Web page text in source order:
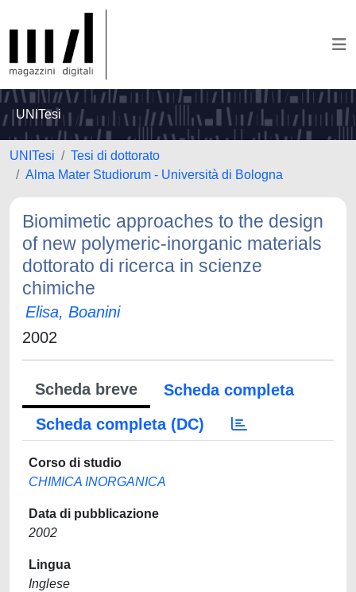
UNITesi
UNITesi
Tesi di dottorato
Alma Mater Studiorum - Università di Bologna
Biomimetic approaches to the design
of new polymeric-inorganic materials
dottorato di ricerca in scienze
chimiche
Elisa, Boanini
2002
Scheda breve
Scheda completa
Scheda completa (DC)
Corso di studio
CHIMICA INORGANICA
Data di pubblicazione
2002
Lingua
Inglese